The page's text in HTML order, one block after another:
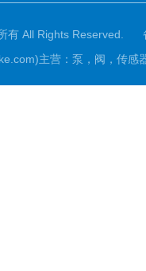
有 All Rights Reserved.
主营：泵，阀，传